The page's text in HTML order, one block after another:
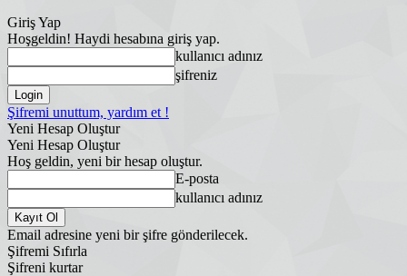
Giriş Yap
Hoşgeldin! Haydi hesabına giriş yap.
kullanıcı adınız
şifreniz
Şifremi unuttum, yardım et !
Yeni Hesap Oluştur
Yeni Hesap Oluştur
Hoş geldin, yeni bir hesap oluştur.
E-posta
kullanıcı adınız
Email adresine yeni bir şifre gönderilecek.
Şifremi Sıfırla
Şifreni kurtar